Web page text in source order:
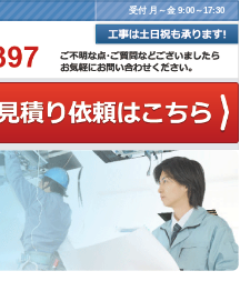
受付 月～金 9:00～17:30